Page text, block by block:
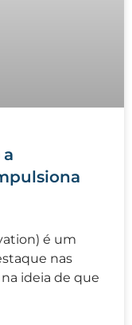
é um
nas
ideia de que